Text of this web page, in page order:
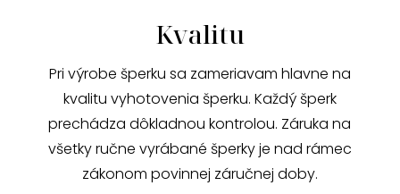
Kvalitu
Pri výrobe šperku sa zameriavam hlavne na
kvalitu vyhotovenia šperku. Každý šperk
prechádza dôkladnou kontrolou. Záruka na
všetky ručne vyrábané šperky je nad rámec
zákonom povinnej záručnej doby.